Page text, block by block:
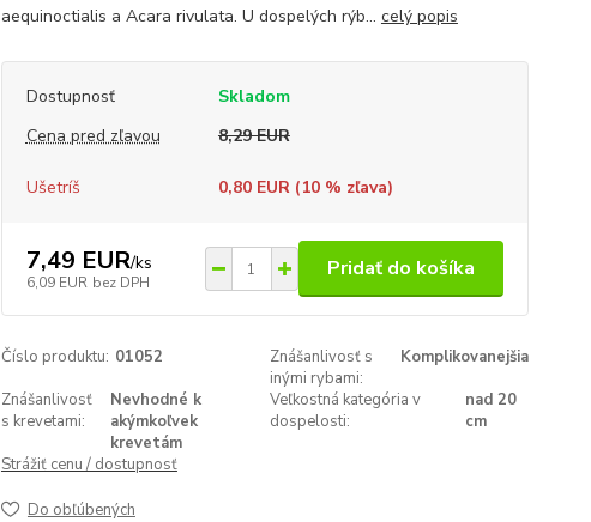
aequinoctialis a Acara rivulata. U dospelých rýb... celý popis
Dostupnosť
Skladom
Cena pred zľavou
8,29 EUR
Ušetríš 0,80 EUR (10% zľava)
7,49 EUR/ks
6,09 EUR bez DPH
Pridať do košíka
Číslo produktu: 01052
Znášanlivosť s
inými rybami:
Komplikovanejšia
Znášanlivosť
s krevetami:
Nevhodné k
akýmkoľvek
krevetám
Veľkostná kategória v
dospelosti:
nad 20
cm
Strážiť cenu / dostupnosť
Do obľúbených